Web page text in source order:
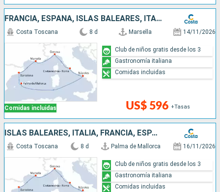
FRANCIA, ESPAÑA, ISLAS BALEARES, ITALIA
Comidas incluidas
Costa Toscana 8 d Marsella 14/11/2026
US$ 596 +Tasas
Club de niños gratis desde los 3
Gastronomía italiana
Comidas incluidas
ISLAS BALEARES, ITALIA, FRANCIA, ESPAÑA
Costa Toscana 8 d Palma de Mallorca 16/11/2026
Club de niños gratis desde los 3
Gastronomía italiana
Comidas incluidas